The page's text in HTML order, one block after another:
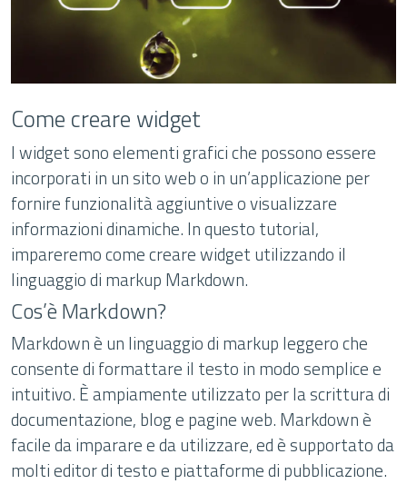
Come creare widget
I widget sono elementi grafici che possono essere
incorporati in un sito web o in un’applicazione per
fornire funzionalità aggiuntive o visualizzare
informazioni dinamiche. In questo tutorial,
impareremo come creare widget utilizzando il
linguaggio di markup Markdown.
Cos’è Markdown?
Markdown è un linguaggio di markup leggero che
consente di formattare il testo in modo semplice e
intuitivo. È ampiamente utilizzato per la scrittura di
documentazione, blog e pagine web. Markdown è
facile da imparare e da utilizzare, ed è supportato da
molti editor di testo e piattaforme di pubblicazione.